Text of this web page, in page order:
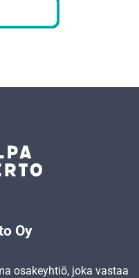
Oy
osakeyhtiö, joka vastaa